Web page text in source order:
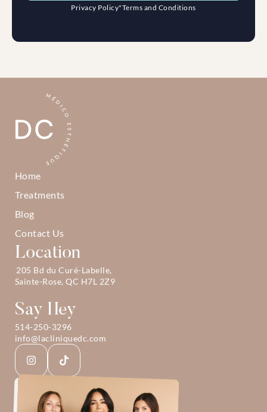
Privacy Policy"Terms and Conditions
Home
Treatments
Blog
Contact Us
Location
205 Bd du Curé-Labelle,
Sainte-Rose, QC H7L 2Z9
Say Hey
514-250-3296
info@lacliniquedc.com